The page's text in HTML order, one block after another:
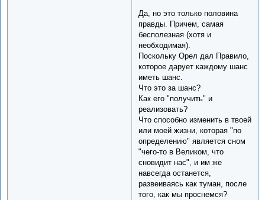
Да, но это только половина
правды. Причем, самая
бесполезная (хотя и
необходимая).
Поскольку Орел дал Правило,
которое дарует каждому шанс
иметь шанс.
Что это за шанс?
Как его "получить" и
реализовать?
Что способно изменить в твоей
или моей жизни, которая "по
определению" является сном
"чего-то в Великом, что
сновидит нас", и им же
навсегда останется,
развеиваясь как туман, после
того, как мы проснемся?